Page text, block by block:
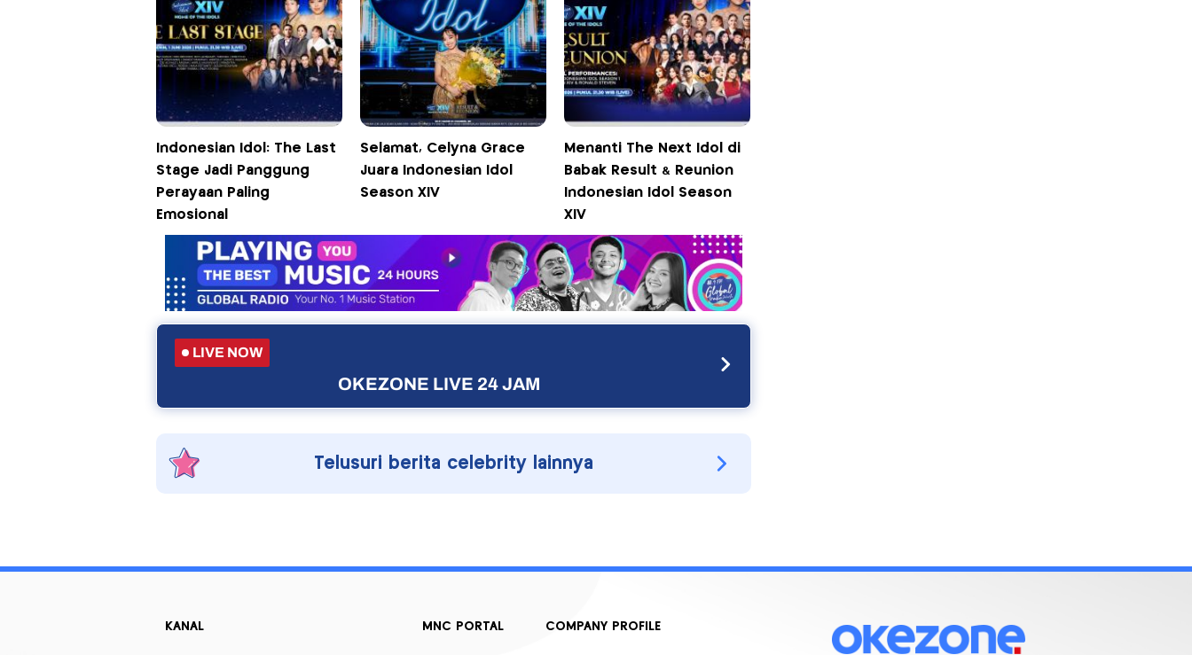
Indonesian Idol: The Last
Stage Jadi Panggung
Perayaan Paling
Emosional
Selamat, Celyna Grace
Juara Indonesian Idol
Season XIV
Menanti The Next Idol di
Babak Result & Reunion
Indonesian Idol Season
XIV
LIVE NOW
OKEZONE LIVE 24 JAM
Telusuri berita celebrity lainnya
KANAL MNC PORTAL COMPANY PROFILE